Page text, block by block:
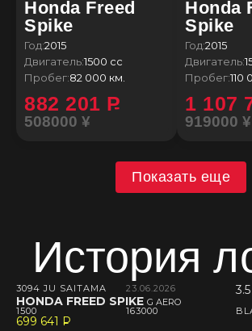
Honda Freed
Spike
Год:2015
Двигатель:1500 сс
Пробег:82 000 км.
882 201 P
508000 ¥
Honda
Spike
Год:2015
Двигатель:
Пробег:110
1 107
919000 ¥
Показать еще
История
3094 JU SAITAMA 23.06.2026 3.5
HONDA FREED SPIKE G AERO
1500 163000
699 641 P
--